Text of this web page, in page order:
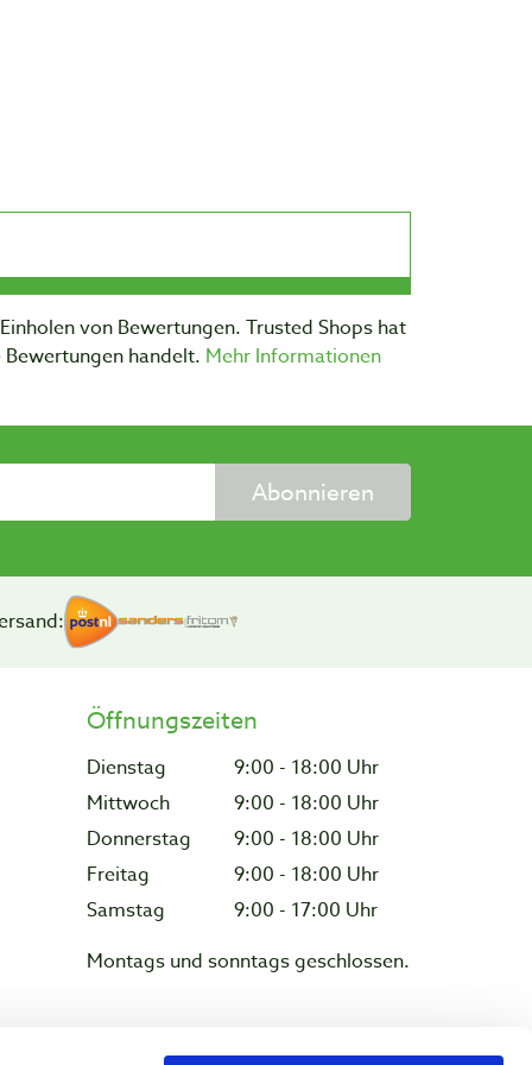
von Bewertungen. Trusted Shops hat
handelt. Mehr Informationen
Abonnieren
Öffnungszeiten
Dienstag
9:00 - 18:00 Uhr
Mittwoch
9:00 - 18:00 Uhr
Donnerstag
9:00 - 18:00 Uhr
Freitag
9:00 - 18:00 Uhr
Samstag
9:00 - 17:00 Uhr
Montags und sonntags geschlossen.